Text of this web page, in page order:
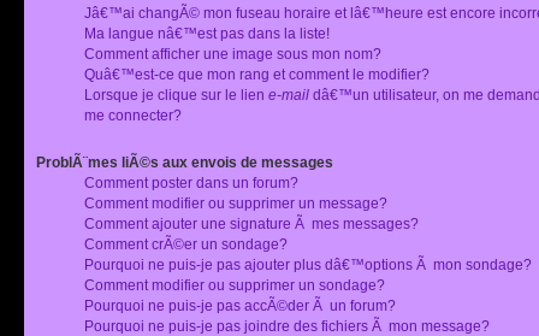
Jâ€™ai changÃ© mon fuseau horaire et lâ€™heure est encore
Ma langue nâ€™est pas dans la liste!
Comment afficher une image sous mon nom?
Quâ€™est-ce que mon rang et comment le modifier?
Lorsque je clique sur le lien e-mail dâ€™un utilisateur, on me
me connecter?
ProblÃ¨mes liÃ©s aux envois de messages
Comment poster dans un forum?
Comment modifier ou supprimer un message?
Comment ajouter une signature Ã mes messages?
Comment crÃ©er un sondage?
Pourquoi ne puis-je pas ajouter plus dâ€™options Ã mon sondage?
Comment modifier ou supprimer un sondage?
Pourquoi ne puis-je pas accÃ©der Ã un forum?
Pourquoi ne puis-je pas joindre des fichiers Ã mon message?